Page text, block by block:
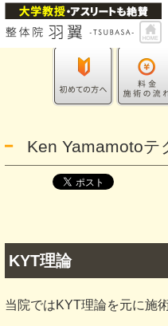
Ken Yamamotoテ
KYT理論
当院ではKYT理論を元に施